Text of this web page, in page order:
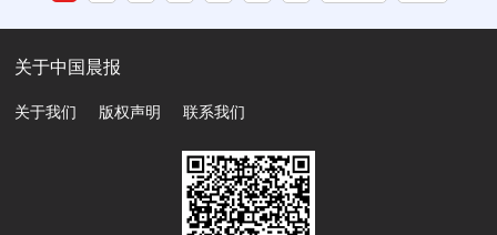
关于中国晨报
关于我们 版权声明 联系我们